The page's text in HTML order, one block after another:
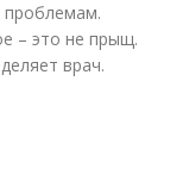
проблемам.
– это не прыщ.
врач.